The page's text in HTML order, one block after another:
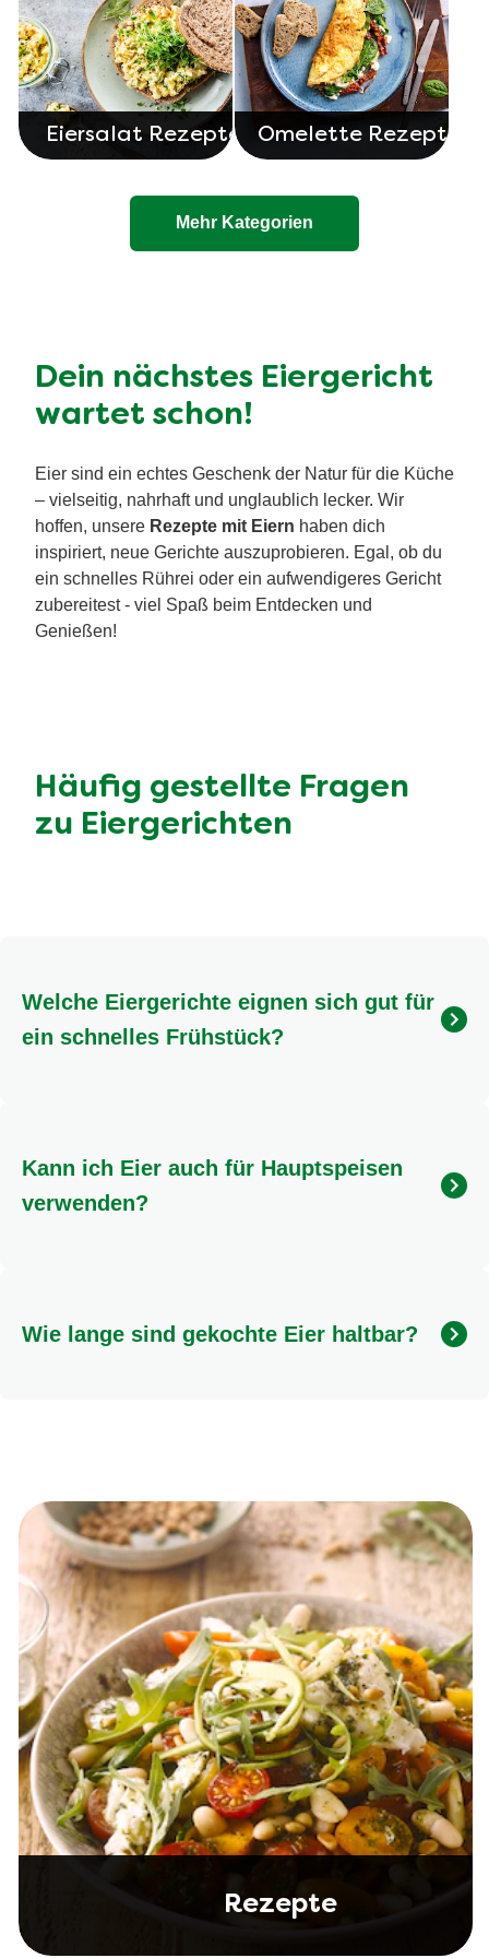
Eiersalat Rezepte Omelette Rezepte
Mehr Kategorien
Dein nächstes Eiergericht
wartet schon!
Eier sind ein echtes Geschenk der Natur für die Küche
– vielseitig, nahrhaft und unglaublich lecker. Wir
hoffen, unsere Rezepte mit Eiern haben dich
inspiriert, neue Gerichte auszuprobieren. Egal, ob du
ein schnelles Rührei oder ein aufwendigeres Gericht
zubereitest - viel Spaß beim Entdecken und
Genießen!
Häufig gestellte Fragen
zu Eiergerichten
Welche Eiergerichte eignen sich gut für
ein schnelles Frühstück?
zubereitet und sehr lecker.
Kann ich Eier auch für Hauptspeisen
verwenden?
Rezeptideen findest du auf knorr.de
Wie lange sind gekochte Eier haltbar?
Rezepte